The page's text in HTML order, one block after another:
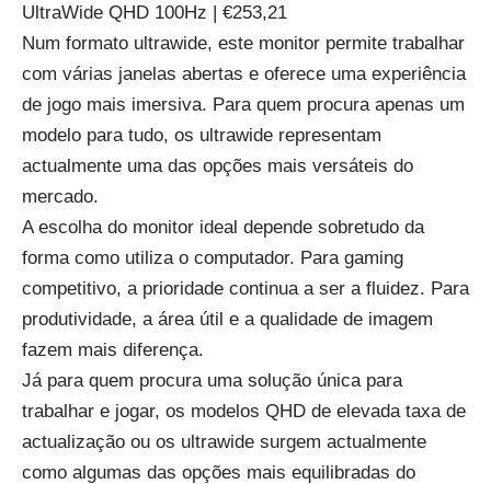
UltraWide QHD 100Hz | €253,21
Num formato ultrawide, este monitor permite trabalhar
com várias janelas abertas e oferece uma experiência
de jogo mais imersiva. Para quem procura apenas um
modelo para tudo, os ultrawide representam
actualmente uma das opções mais versáteis do
mercado.
A escolha do monitor ideal depende sobretudo da
forma como utiliza o computador. Para gaming
competitivo, a prioridade continua a ser a fluidez. Para
produtividade, a área útil e a qualidade de imagem
fazem mais diferença.
Já para quem procura uma solução única para
trabalhar e jogar, os modelos QHD de elevada taxa de
actualização ou os ultrawide surgem actualmente
como algumas das opções mais equilibradas do